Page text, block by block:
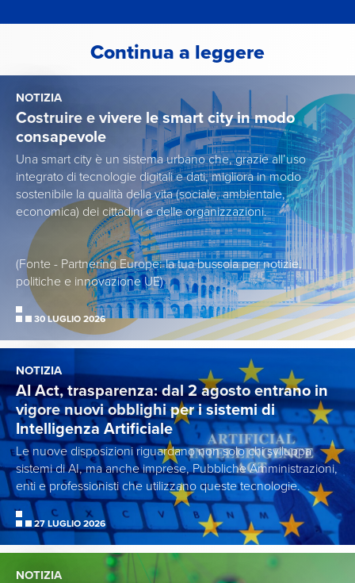
Continua a leggere
NOTIZIA
Costruire e vivere le smart city in modo
consapevole
Una smart city è un sistema urbano che, grazie all’uso
integrato di tecnologie digitali e dati, migliora in modo
sostenibile la qualità della vita (sociale, ambientale,
economica) dei cittadini e delle organizzazioni.
(Fonte - Partnering Europe: la tua bussola per notizie,
politiche e innovazione UE)
30 LUGLIO 2026
NOTIZIA
AI Act, trasparenza: dal 2 agosto entrano in
vigore nuovi obblighi per i sistemi di
Intelligenza Artificiale
Le nuove disposizioni riguardano non solo chi sviluppa
sistemi di AI, ma anche imprese, Pubbliche Amministrazioni,
enti e professionisti che utilizzano queste tecnologie.
27 LUGLIO 2026
NOTIZIA